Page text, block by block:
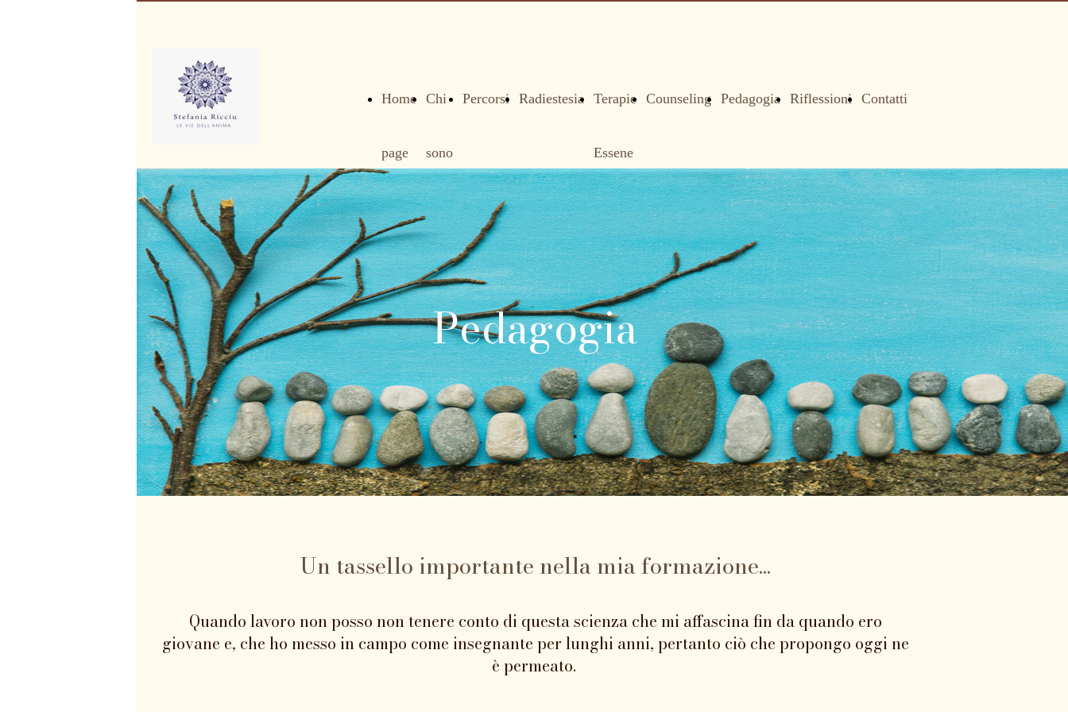
Home
page
Chi
sono
Percorsi Radiestesia Terapie
Essene
Counseling Pedagogia Riflessioni Contatti
Pedagogia
Un tassello importante nella mia formazione...
Quando lavoro non posso non tenere conto di questa scienza che mi affascina fin da quando ero
giovane e, che ho messo in campo come insegnante per lunghi anni, pertanto ciò che propongo oggi ne
è permeato.